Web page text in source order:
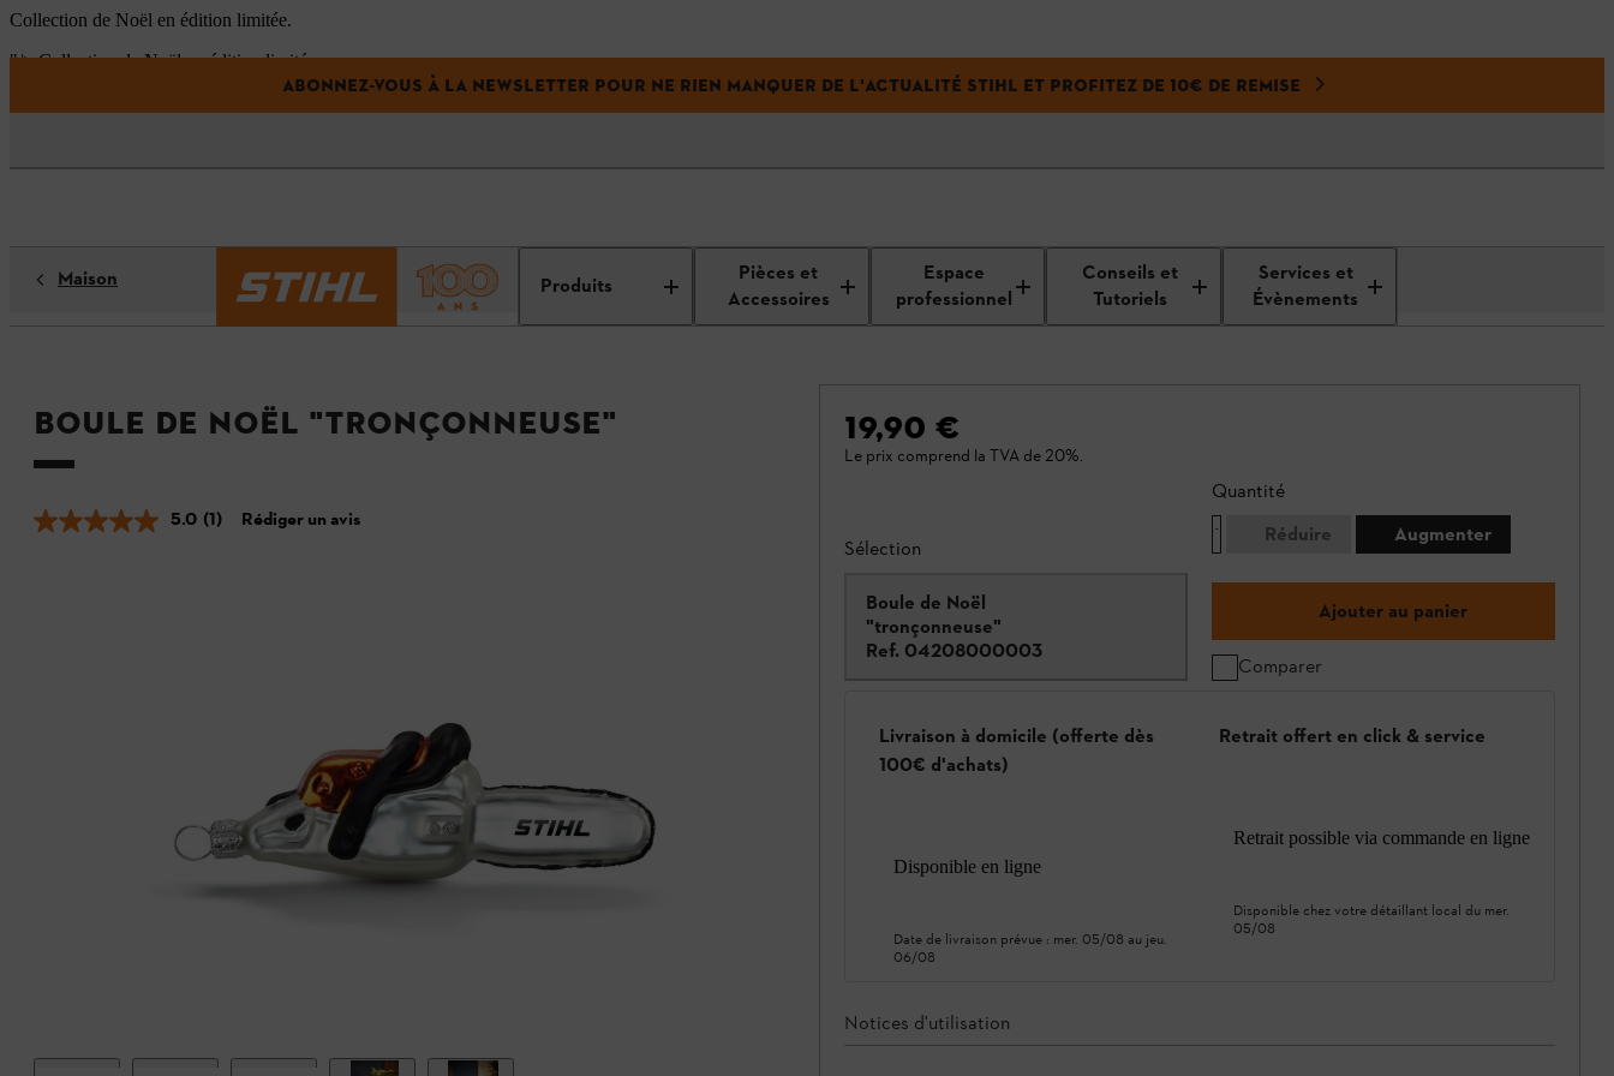
Collection de Noël en édition limitée.
"/>Collection de Noël en édition limitée.
ABONNEZ-VOUS À LA NEWSLETTER POUR NE RIEN MANQUER DE L'ACTUALITÉ STIHL ET PROFITEZ DE 10€ DE REMISE
Produits
Pièces et
Accessoires
Espace
professionnel
Conseils et
Tutoriels
Services et
Évènements
Maison
Boule de Noël "tronçonneuse"
5.0 (1) Rédiger un avis
19,90 €
Le prix comprend la TVA de 20%.
Sélection
Boule de Noël
"tronçonneuse"
Ref. 04208000003
Quantité
Réduire
Augmenter
Ajouter au panier
Comparer
Livraison à domicile (offerte dès
100€ d'achats)
Disponible en ligne
Date de livraison prévue : mer. 05/08 au jeu.
06/08
Retrait offert en click & service
Retrait possible via commande en ligne
Disponible chez votre détaillant local du mer.
05/08
Notices d'utilisation